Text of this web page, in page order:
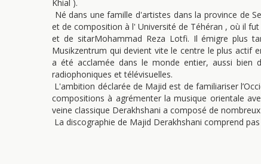
Khial ).
Né dans une famille d'artistes dans la province de
et de composition à l' Université de Téhéran , où il
et de sitarMohammad Reza Lotfi. Il émigre plus
Musikzentrum qui devient vite le centre le plus actif
a été acclamée dans le monde entier, aussi bien
radiophoniques et télévisuelles.
L'ambition déclarée de Majid est de familiariser
compositions à agrémenter la musique orientale
veine classique Derakhshani a composé de
La discographie de Majid Derakhshani comprend